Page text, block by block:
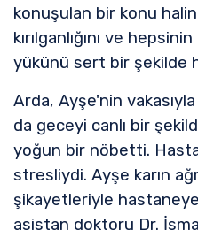
konuşulan bir konu
kırılganlığını ve
yükünü sert bir şekilde
Arda, Ayşe'nin
da geceyi canlı bir
yoğun bir nöbetti.
stresliydi. Ayşe karın
şikayetleriyle
asistan doktoru Dr.